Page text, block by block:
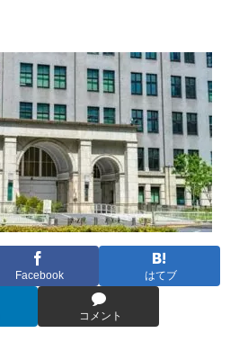
Facebook はてブ
コメント